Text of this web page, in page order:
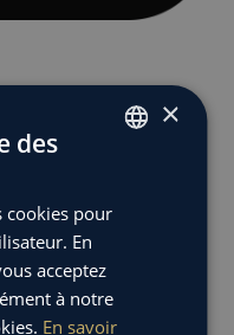
ENGLISH
×
des
cookies pour
En
acceptez
à notre
En savoir